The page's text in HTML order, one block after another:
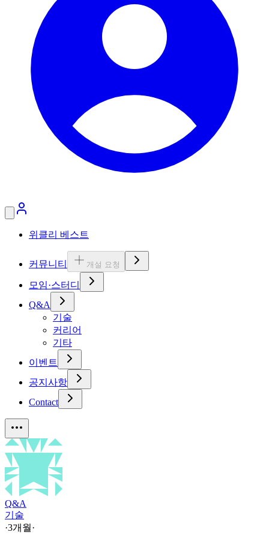
위클리 베스트
커뮤니티 개설 요청
모임·스터디
Q&A
기술
커리어
기타
이벤트
공지사항
Contact
Q&A
기술
·3개월·